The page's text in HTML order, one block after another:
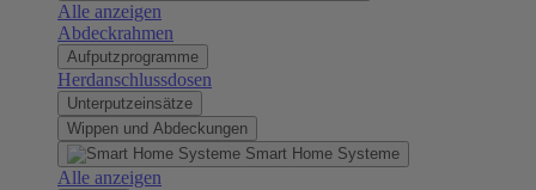
Alle anzeigen
Abdeckrahmen
Aufputzprogramme
Herdanschlussdosen
Unterputzeinsätze
Wippen und Abdeckungen
Smart Home Systeme
Alle anzeigen